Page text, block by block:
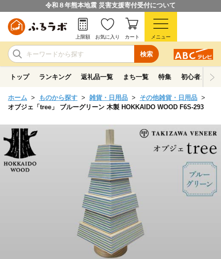
令和８年熊本地震 災害支援寄付受付について
検索
上限額 お気に入り カート メニュー
トップ ランキング 返礼品一覧 まち一覧 特集 初心者ガイド
ホーム ものから探す 雑貨・日用品
その他雑貨・日用品
オブジェ「tree」 ブルーグリーン 木製 HOKKAIDO WOOD F6S-293